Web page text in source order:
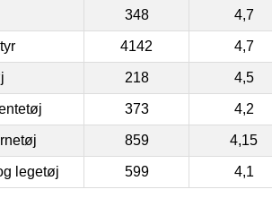
348 4,7
4142 4,7
218 4,5
373 4,2
859 4,15
legetøj 599 4,1